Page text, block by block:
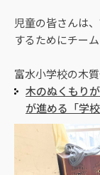
児童の皆さんは
するためにチー
富水小学校の木
木のぬくもり
が進める「学